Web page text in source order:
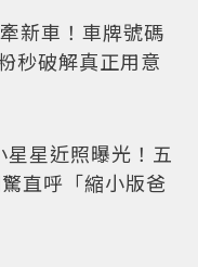
新車！車牌號碼
秒破解真正用意
星星近照曝光！五
直呼「縮小版爸